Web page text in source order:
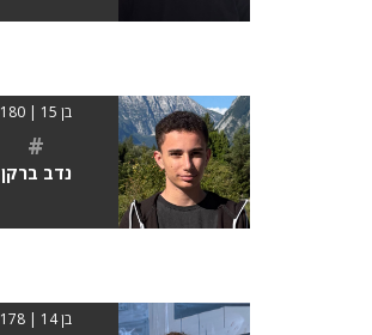
בן 15 | 180
#
נדב ברקן
בן 14 | 178